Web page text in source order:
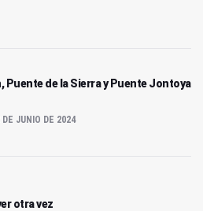
Puente de la Sierra y Puente Jontoya
JUNIO DE 2024
otra vez